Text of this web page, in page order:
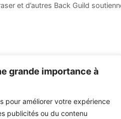
grande importance à
pour améliorer votre expérience
publicités ou du contenu
et d’autres Back Guild